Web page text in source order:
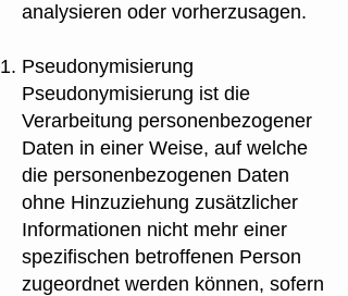
analysieren oder vorherzusagen.
Pseudonymisierung
Pseudonymisierung ist die
Verarbeitung personenbezogener
Daten in einer Weise, auf welche
die personenbezogenen Daten
ohne Hinzuziehung zusätzlicher
Informationen nicht mehr einer
spezifischen betroffenen Person
zugeordnet werden können, sofern